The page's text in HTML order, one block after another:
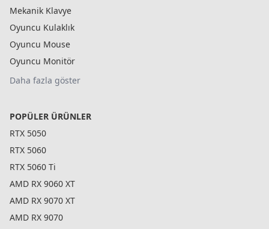
Mekanik Klavye
Oyuncu Kulaklık
Oyuncu Mouse
Oyuncu Monitör
Daha fazla göster
POPÜLER ÜRÜNLER
RTX 5050
RTX 5060
RTX 5060 Ti
AMD RX 9060 XT
AMD RX 9070 XT
AMD RX 9070